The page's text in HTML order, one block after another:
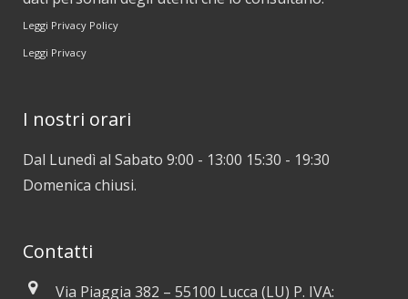
Leggi Privacy Policy
Leggi Privacy
I nostri orari
Dal Lunedì al Sabato 9:00 - 13:00 15:30 - 19:30
Domenica chiusi.
Contatti
Via Piaggia 382 – 55100 Lucca (LU) P. IVA: